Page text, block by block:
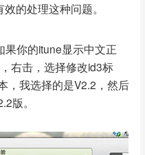
的处理这种问题。
你的itune显示中文正
右击，选择修改id3标
，我选择的是V2.2，然后
版。